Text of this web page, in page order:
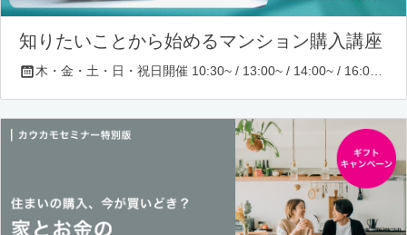
知りたいことから始めるマンション購入講座
木・金・土・日・祝日開催 10:30~ / 13:00~ / 14:00~ / 16:00~ / 17:00~/ 18:30~/ 19:30~